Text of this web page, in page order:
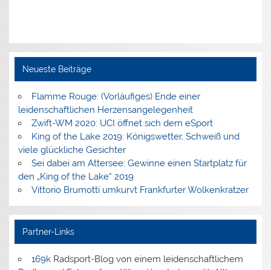
Neueste Beiträge
Flamme Rouge: (Vorläufiges) Ende einer
leidenschaftlichen Herzensangelegenheit
Zwift-WM 2020: UCI öffnet sich dem eSport
King of the Lake 2019: Königswetter, Schweiß und
viele glückliche Gesichter
Sei dabei am Attersee: Gewinne einen Startplatz für
den „King of the Lake“ 2019
Vittorio Brumotti umkurvt Frankfurter Wolkenkratzer
Partner-Links
169kRadsport-Blog von einem leidenschaftlichem